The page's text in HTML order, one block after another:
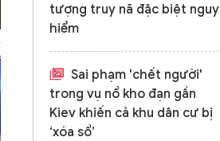
tượng truy nã đặc biệt nguy
hiểm
Sai phạm 'chết người'
trong vụ nổ kho đạn gần
Kiev khiến cả khu dân cư bị
‘xóa sổ’